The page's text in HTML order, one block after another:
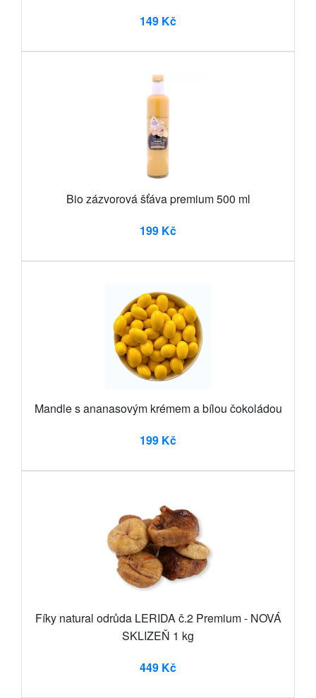
149 Kč
Bio zázvorová šťáva premium 500 ml
199 Kč
Mandle s ananasovým krémem a bílou čokoládou
199 Kč
Fíky natural odrůda LERIDA č.2 Premium - NOVÁ
SKLIZEŇ 1 kg
449 Kč